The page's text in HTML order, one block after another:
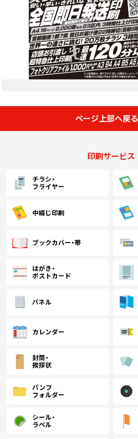
ページ上部へ戻る
印刷サービス
チラシ・
フライヤー
中綴じ印刷
ブックカバー・帯
はがき・
ポストカード
パネル
カレンダー
封筒・
挨拶状
パンフ
フォルダー
シール・
ラベル